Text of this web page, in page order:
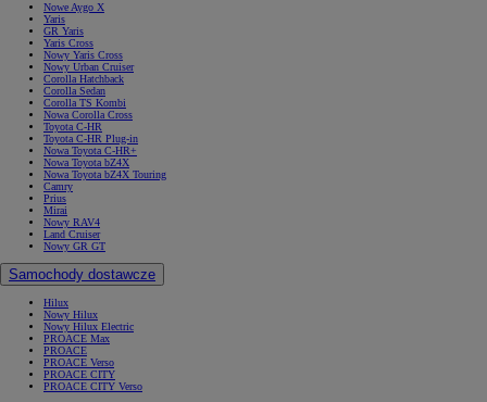
Nowe Aygo X
Yaris
GR Yaris
Yaris Cross
Nowy Yaris Cross
Nowy Urban Cruiser
Corolla Hatchback
Corolla Sedan
Corolla TS Kombi
Nowa Corolla Cross
Toyota C-HR
Toyota C-HR Plug-in
Nowa Toyota C-HR+
Nowa Toyota bZ4X
Nowa Toyota bZ4X Touring
Camry
Prius
Mirai
Nowy RAV4
Land Cruiser
Nowy GR GT
Samochody dostawcze
Hilux
Nowy Hilux
Nowy Hilux Electric
PROACE Max
PROACE
PROACE Verso
PROACE CITY
PROACE CITY Verso